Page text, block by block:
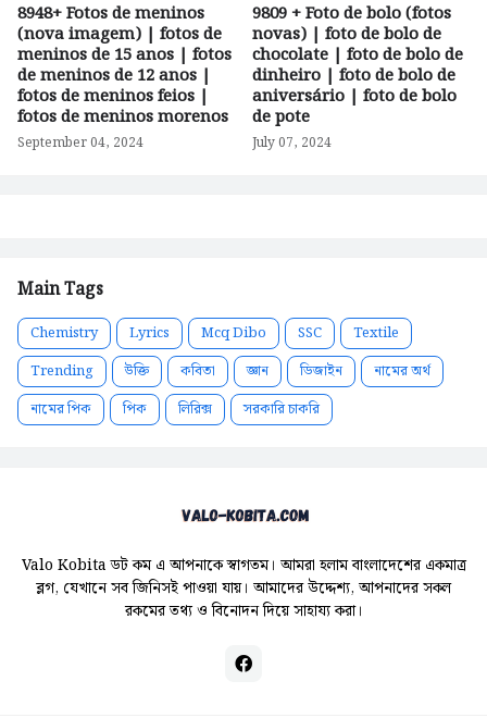
8948+ Fotos de meninos
(nova imagem) | fotos de
meninos de 15 anos | fotos
de meninos de 12 anos |
fotos de meninos feios |
fotos de meninos morenos
September 04, 2024
9809 + Foto de bolo (fotos
novas) | foto de bolo de
chocolate | foto de bolo de
dinheiro | foto de bolo de
aniversário | foto de bolo
de pote
July 07, 2024
Main Tags
Chemistry Lyrics Mcq Dibo SSC
Textile
Trending
উক্তি কবিতা জ্ঞান ডিজাইন
নামের অর্থ
নামের পিক
পিক লিরিক্স সরকারি চাকরি
Valo Kobita ডট কম এ আপনাকে স্বাগতম। আমরা হলাম বাংলাদেশের একমাত্র
ব্লগ, যেখানে সব জিনিসই পাওয়া যায়। আমাদের উদ্দেশ্য, আপনাদের সকল
রকমের তথ্য ও বিনোদন দিয়ে সাহায্য করা।